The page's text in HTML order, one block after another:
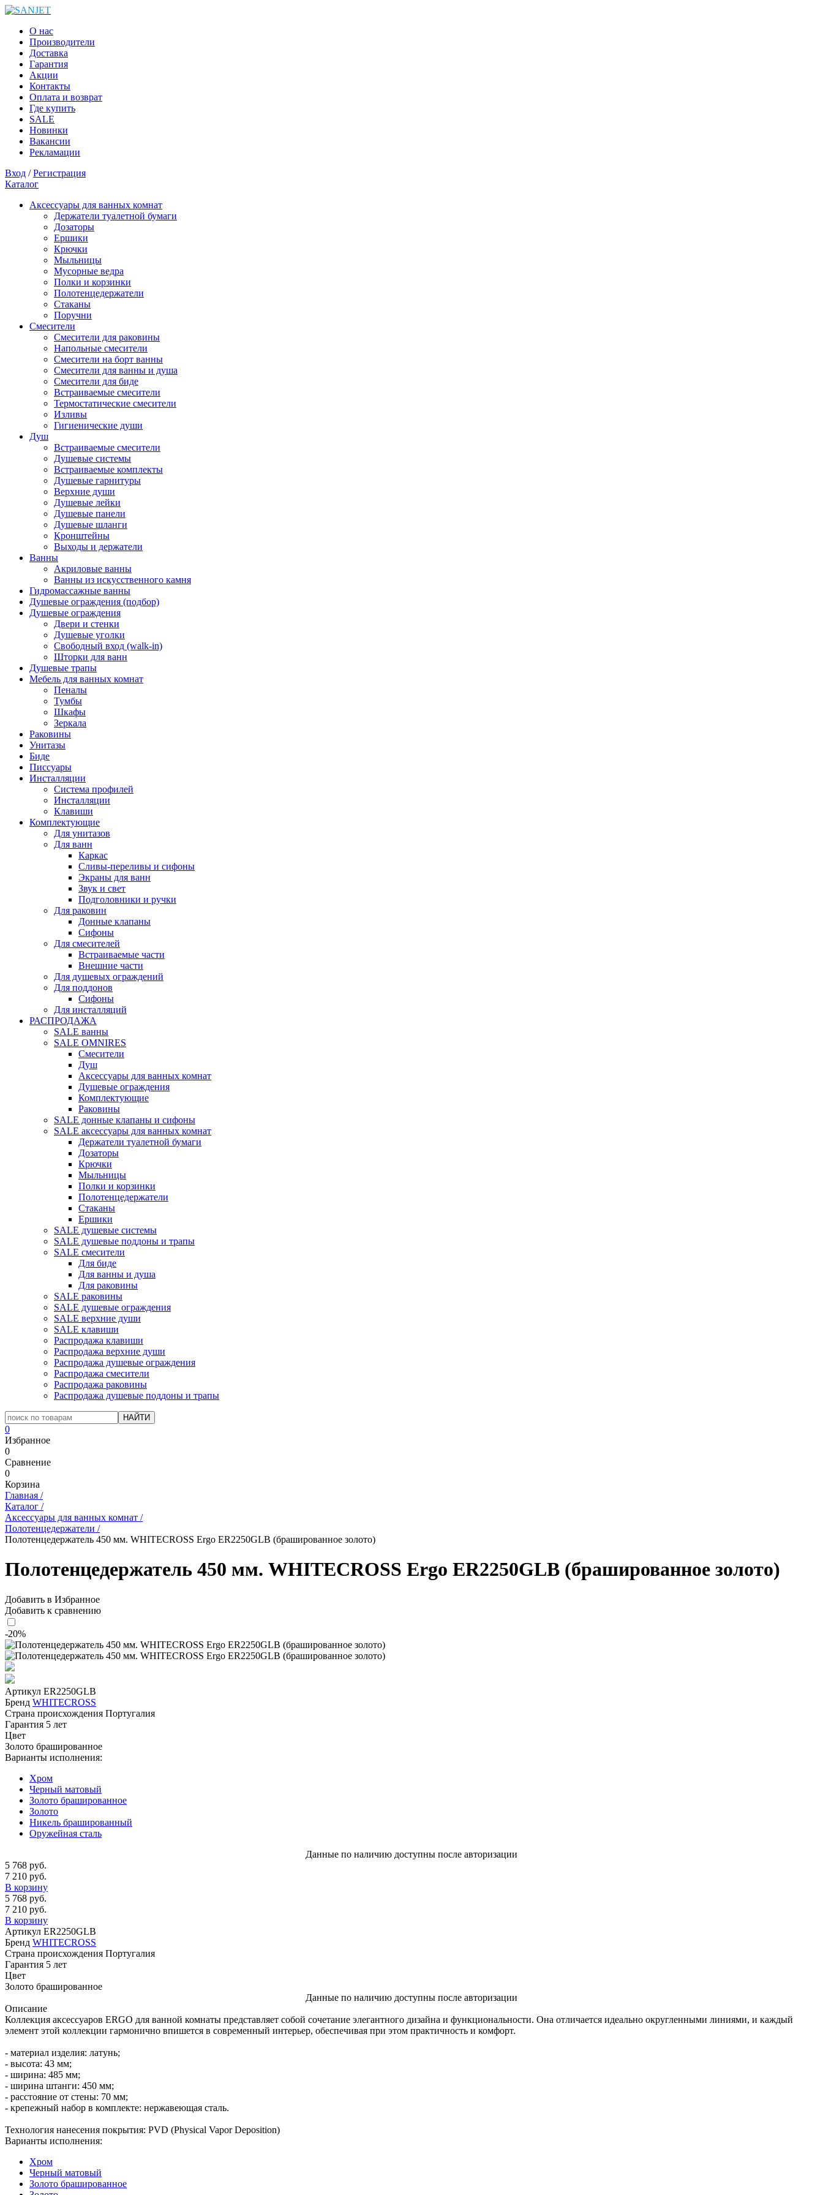
О нас
Производители
Доставка
Гарантия
Акции
Контакты
Оплата и возврат
Где купить
SALE
Новинки
Вакансии
Рекламации
Вход /Регистрация
Каталог
Аксессуары для ванных комнат
Держатели туалетной бумаги
Дозаторы
Ершики
Крючки
Мыльницы
Мусорные ведра
Полки и корзинки
Полотенцедержатели
Стаканы
Поручни
Смесители
Смесители для раковины
Напольные смесители
Смесители на борт ванны
Смесители для ванны и душа
Смесители для биде
Встраиваемые смесители
Термостатические смесители
Изливы
Гигиенические души
Душ
Встраиваемые смесители
Душевые системы
Встраиваемые комплекты
Душевые гарнитуры
Верхние души
Душевые лейки
Душевые панели
Душевые шланги
Кронштейны
Выходы и держатели
Ванны
Акриловые ванны
Ванны из искусственного камня
Гидромассажные ванны
Душевые ограждения (подбор)
Душевые ограждения
Двери и стенки
Душевые уголки
Свободный вход (walk-in)
Шторки для ванн
Душевые трапы
Мебель для ванных комнат
Пеналы
Тумбы
Шкафы
Зеркала
Раковины
Унитазы
Биде
Писсуары
Инсталляции
Система профилей
Инсталляции
Клавиши
Комплектующие
Для унитазов
Для ванн
Каркас
Сливы-переливы и сифоны
Экраны для ванн
Звук и свет
Подголовники и ручки
Для раковин
Донные клапаны
Сифоны
Для смесителей
Встраиваемые части
Внешние части
Для душевых ограждений
Для поддонов
Сифоны
Для инсталляций
РАСПРОДАЖА
SALE ванны
SALE OMNIRES
Смесители
Душ
Аксессуары для ванных комнат
Душевые ограждения
Комплектующие
Раковины
SALE донные клапаны и сифоны
SALE аксессуары для ванных комнат
Держатели туалетной бумаги
Дозаторы
Крючки
Мыльницы
Полки и корзинки
Полотенцедержатели
Стаканы
Ершики
SALE душевые системы
SALE душевые поддоны и трапы
SALE смесители
Для биде
Для ванны и душа
Для раковины
SALE раковины
SALE душевые ограждения
SALE верхние души
SALE клавиши
Распродажа клавиши
Распродажа верхние души
Распродажа душевые ограждения
Распродажа смесители
Распродажа раковины
Распродажа душевые поддоны и трапы
0
Избранное
0
Сравнение
0
Корзина
Главная /
Каталог /
Аксессуары для ванных комнат /
Полотенцедержатели /
Полотенцедержатель 450 мм. WHITECROSS Ergo ER2250GLB (брашированное золото)
Полотенцедержатель 450 мм. WHITECROSS Ergo ER2250GLB (брашированное золото)
Добавить в Избранное
Добавить к сравнению
-20%
Артикул ER2250GLB
Бренд WHITECROSS
Страна происхождения Португалия
Гарантия 5 лет
Цвет
Золото брашированное
Варианты исполнения:
Хром
Черный матовый
Золото брашированное
Золото
Никель брашированный
Оружейная сталь
Данные по наличию доступны после авторизации
5 768 руб.
7 210 руб.
В корзину
5 768 руб.
7 210 руб.
В корзину
Артикул ER2250GLB
Бренд WHITECROSS
Страна происхождения Португалия
Гарантия 5 лет
Цвет
Золото брашированное
Данные по наличию доступны после авторизации
Описание
Коллекция аксессуаров ERGO для ванной комнаты представляет собой сочетание элегантного дизайна и функциональности. Она отличается идеально округленными линиями, и каждый
элемент этой коллекции гармонично впишется в современный интерьер, обеспечивая при этом практичность и комфорт.
- материал изделия: латунь;
- высота: 43 мм;
- ширина: 485 мм;
- ширина штанги: 450 мм;
- расстояние от стены: 70 мм;
- крепежный набор в комплекте: нержавеющая сталь.
Технология нанесения покрытия: PVD (Physical Vapor Deposition)
Варианты исполнения:
Хром
Черный матовый
Золото брашированное